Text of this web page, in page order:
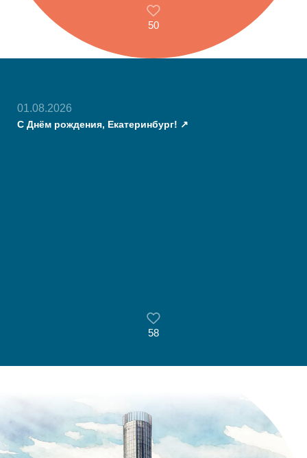
50
01.08.2026
С Днём рождения, Екатеринбург!
58